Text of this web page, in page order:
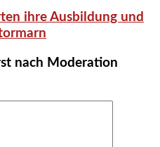
ihre Ausbildung und
nach Moderation